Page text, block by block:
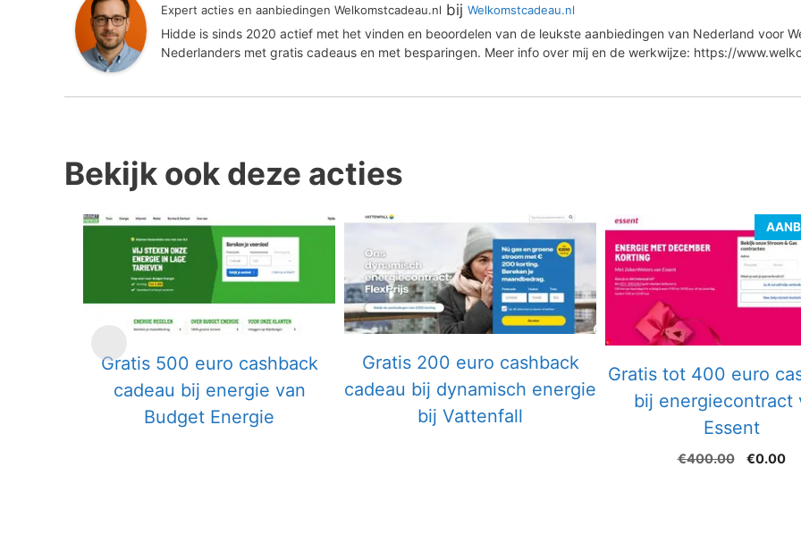
Expert acties en aanbiedingen Welkomstcadeau.nl bij Welkomstcadeau.nl
Hidde is sinds 2020 actief met het vinden en beoordelen van de leukste aanbiedingen van Nederland voor
Nederlanders met gratis cadeaus en met besparingen. Meer info over mij en de werkwijze: https://
Bekijk ook deze acties
Gratis 500 euro cashback
cadeau bij energie van
Budget Energie
Gratis 200 euro cashback
cadeau bij dynamisch energie
bij Vattenfall
Gratis tot 400 euro
bij energiecontract
Essent
€400.00 €0.00